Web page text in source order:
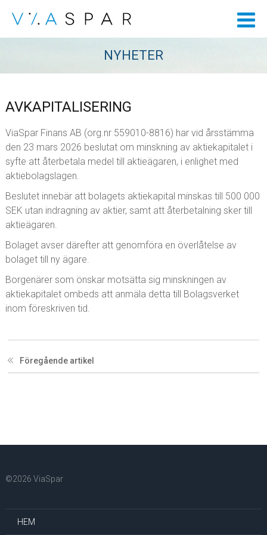
NYHETER
AVKAPITALISERING
ViaSpar Finans AB (org.nr 559010-8816) har vid årsstämma
den 23 mars 2026 beslutat om minskning av aktiekapitalet i
syfte att återbetala medel till aktieägaren, i enlighet med
aktiebolagslagen.
Beslutet innebär att bolagets aktiekapital minskas till 500 000
SEK utan indragning av aktier, samt att återbetalning sker till
aktieägaren.
Bolaget avser därefter att genomföra en överlåtelse av
bolaget till ny ägare.
Borgenärer som önskar motsätta sig minskningen av
aktiekapitalet ombeds att anmäla detta till Bolagsverket
inom föreskriven tid.
Föregående artikel
©2026 ViaSpar
HEM